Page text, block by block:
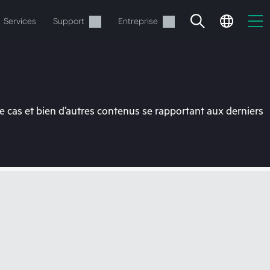
Services Support Entreprise
et bien d’autres contenus se rapportant aux derniers